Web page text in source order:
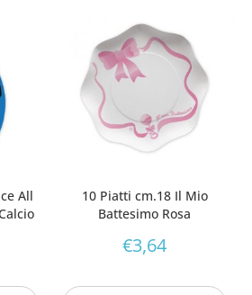
All
10 Piatti cm.18 Il Mio
Battesimo Rosa
€3,64